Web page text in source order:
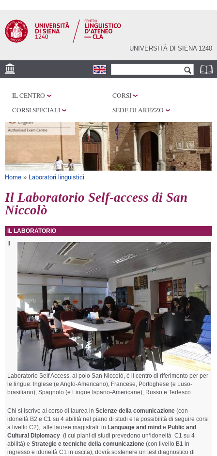
contenuto
principale
UNIVERSITÀ DI SIENA 1240
Form di ricerca
LINGUISTICI
F.A.Q.
IL CENTRO
CORSI
CORSI SPECIALI
SEDE DI AREZZO
Tu sei qui
Home » Laboratori linguistici
Il Laboratorio Self-access di San
Niccolò
IL LABORATORIO
Il
Laboratorio Self Access, al polo San Niccolò, è il centro di riferimento per per
le lingue: Inglese (e Anglo-Americano), Francese, Portoghese (e Luso-
brasiliano), Spagnolo (e Lingue Ispano-Americane), Russo e Tedesco.
Chi si iscrive al corso di laurea in Scienze della comunicazione (con
idoneità B2 e C1 su 4 abilità nel piano di studi e la possibilità di seguire corsi
a livello C2), alle lauree magistrali in Language and mind e Public and
Cultural Diplomacy (i cui piani di studi prevedono un‘idoneità C1 su 4
abilità) e Strategie e tecniche della comunicazione (con livello B1 in
ingresso e idoneità C1 in uscita), dovrà sostenere un test diagnostico di